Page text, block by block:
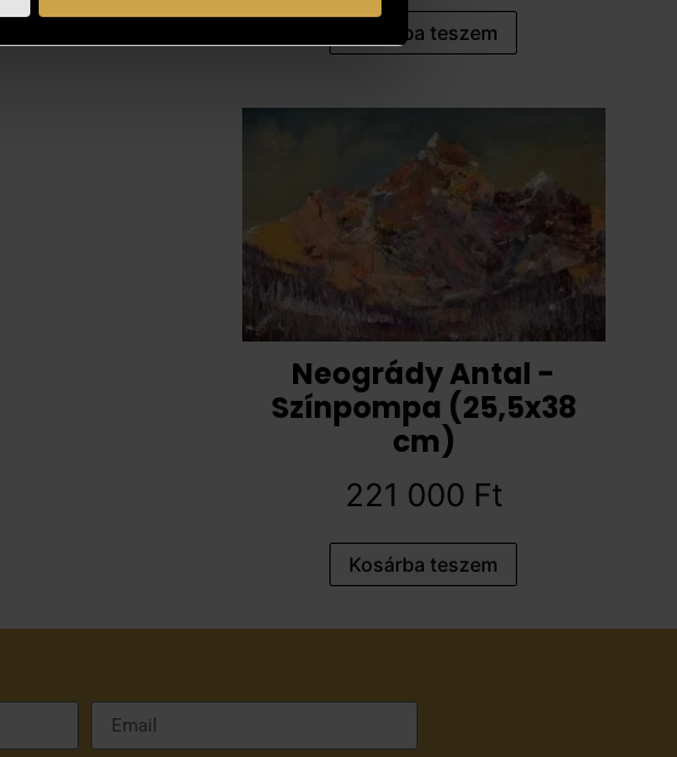
Kosárba teszem
Neogrády Antal -
Színpompa (25,5x38
cm)
221 000 Ft
Kosárba teszem